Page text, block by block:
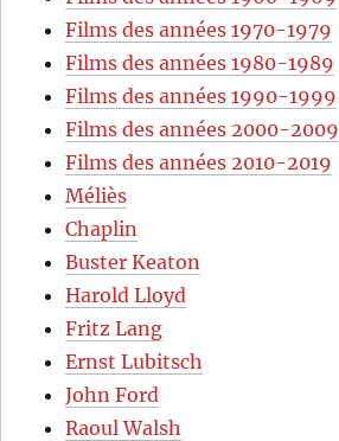
Films des années 1970-1979
Films des années 1980-1989
Films des années 1990-1999
Films des années 2000-2009
Films des années 2010-2019
Méliès
Chaplin
Buster Keaton
Harold Lloyd
Fritz Lang
Ernst Lubitsch
John Ford
Raoul Walsh